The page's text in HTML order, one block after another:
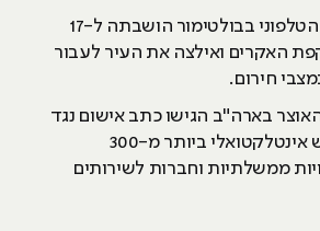
מערכת השיטור הטלפוני בבולטימור הושבתה ל-17
האקרים ואילצה את העיר לעבור
חירום.
בארה"ב הגישו כתב אישום נגד
איראן על גניבת רכוש אינטלקטואלי ביותר מ-300
ממשלתיות וחברות לשירותים